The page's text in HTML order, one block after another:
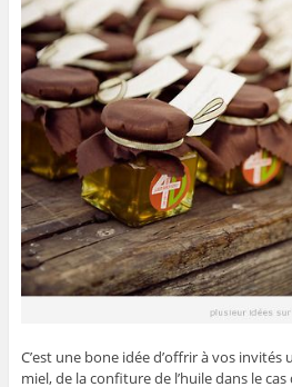
C’est une bone idée d’offrir à vos
miel, de la confiture de l’huile dans le